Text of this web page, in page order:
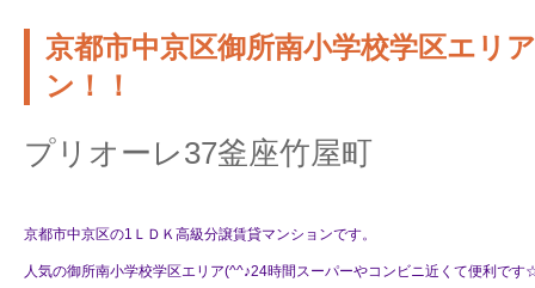
京都市中京区御所南小学校学区エリ
ン！！
プリオーレ37釜座竹屋町
京都市中京区の1ＬＤＫ高級分譲賃貸マンションです。
人気の御所南小学校学区エリア(^^♪24時間スーパーやコンビニ近くて便利です